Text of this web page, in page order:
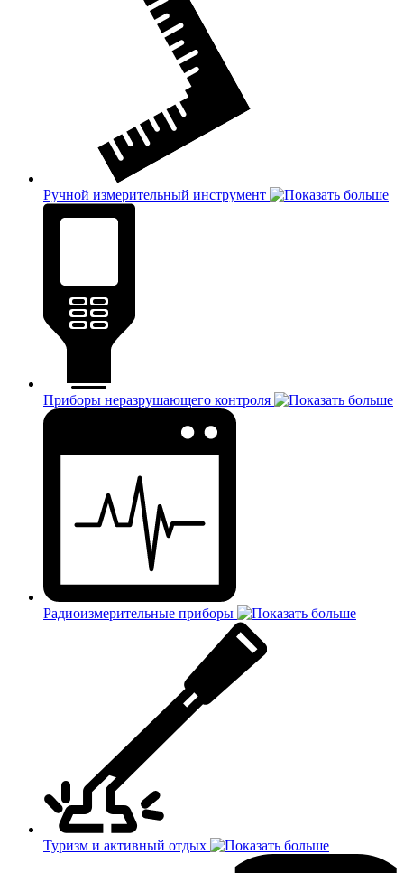
Ручной измерительный инструмент
Приборы неразрушающего контроля
Радиоизмерительные приборы
Туризм и активный отдых